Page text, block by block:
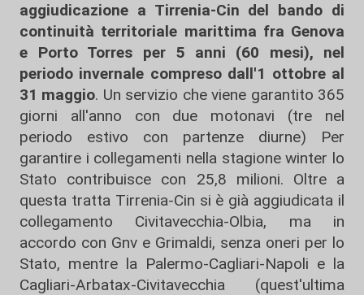
aggiudicazione a Tirrenia-Cin del bando di
continuità territoriale marittima fra Genova
e Porto Torres per 5 anni (60 mesi), nel
periodo invernale compreso dall'1 ottobre al
31 maggio. Un servizio che viene garantito 365
giorni all'anno con due motonavi (tre nel
periodo estivo con partenze diurne) Per
garantire i collegamenti nella stagione winter lo
Stato contribuisce con 25,8 milioni. Oltre a
questa tratta Tirrenia-Cin si è già aggiudicata il
collegamento Civitavecchia-Olbia, ma in
accordo con Gnv e Grimaldi, senza oneri per lo
Stato, mentre la Palermo-Cagliari-Napoli e la
Cagliari-Arbatax-Civitavecchia (quest'ultima